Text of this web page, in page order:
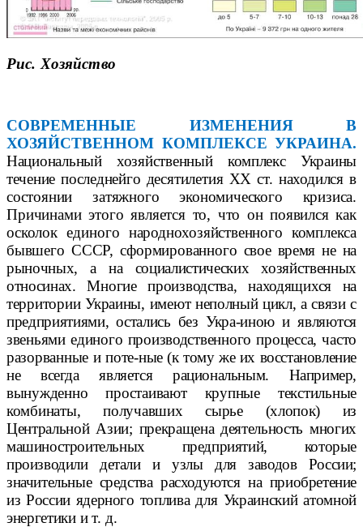
Рис. Хозяйство
СОВРЕМЕННЫЕ ИЗМЕНЕНИЯ В
ХОЗЯЙСТВЕННОМ КОМПЛЕКСЕ УКРАИНА.
Национальный хозяйственный комплекс Украины
течение последнейго десятилетия XXст. находился в
состоянии затяжного экономического кризиса.
Причинами этого является то, что он появился как
осколок единого народнохозяйственного комплекса
бывшего СССР, сформированного свое время не на
рыночных, а на социалистических хозяйственных
относинах. Многие производства, находящихся на
территории Украины, имеютнеполный цикл, а связи с
предприятиями, остались без Укра-иною и являются
звеньями единого производственного процесса, часто
разорванные и поте-ные (к тому же их восстановление
не всегда является рациональным. Например,
вынужденно простаивают крупные текстильные
комбинаты, получавшихсырье (хлопок) из
Центральной Азии; прекращена деятельность многих
машиностроительных предприятий, которые
производили детали и узлы для заводов России;
значительные средства расходуются на приобретение
из России ядерного топлива для Украинский атомной
энергетикии т. д.